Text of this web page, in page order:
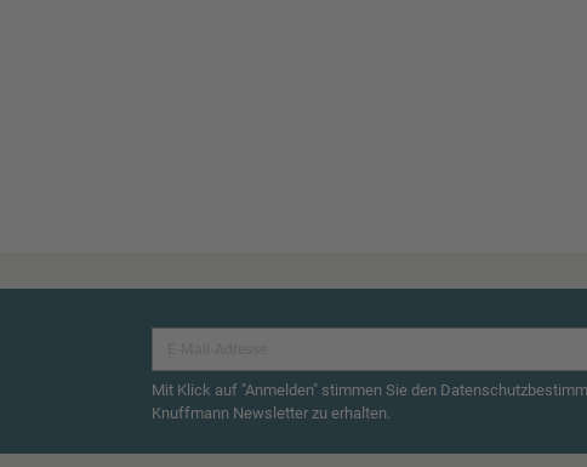
Mit Klick auf "Anmelden" stimmen Sie den
Knuffmann Newsletter zu erhalten.